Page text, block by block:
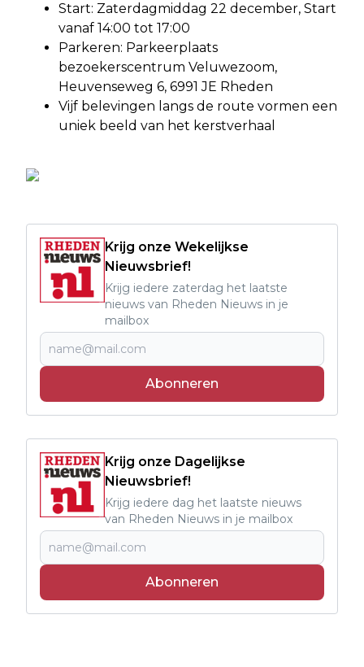
Start: Zaterdagmiddag 22 december, Start
vanaf 14:00 tot 17:00
Parkeren: Parkeerplaats
bezoekerscentrum Veluwezoom,
Heuvenseweg 6, 6991 JE Rheden
Vijf belevingen langs de route vormen een
uniek beeld van het kerstverhaal
Krijg onze Wekelijkse
Nieuwsbrief!
Krijg iedere zaterdag het laatste
nieuws van Rheden Nieuws in je
mailbox
Abonneren
Krijg onze Dagelijkse
Nieuwsbrief!
Krijg iedere dag het laatste nieuws
van Rheden Nieuws in je mailbox
Abonneren